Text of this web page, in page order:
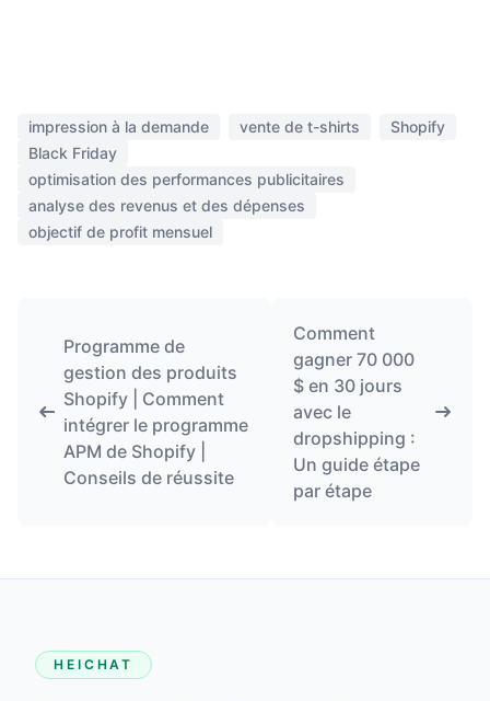
impression à la demande vente de t-shirts
Shopify
Black Friday
optimisation des performances publicitaires
analyse des revenus et des dépenses
objectif de profit mensuel
Programme de
gestion des produits
Shopify | Comment
intégrer le programme
APM de Shopify |
Conseils de réussite
Comment
gagner 70 000
$ en 30 jours
avec le
dropshipping :
Un guide étape
par étape
HEICHAT